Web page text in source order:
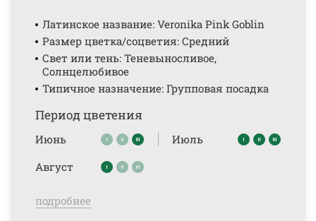
Латинское название: Veronika Pink Goblin
Размер цветка/соцветия: Средний
Свет или тень: Теневыносливое,
Солнцелюбивое
Типичное назначение: Групповая посадка
Период цветения
Июнь
Июль
Август
подробнее